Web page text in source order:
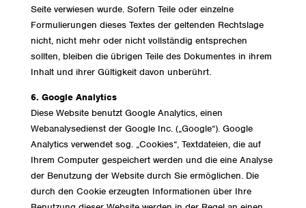
Seite verwiesen wurde. Sofern Teile oder einzelne
Formulierungen dieses Textes der geltenden Rechtslage
nicht, nicht mehr oder nicht vollständig entsprechen
sollten, bleiben die übrigen Teile des Dokumentes in ihrem
Inhalt und ihrer Gültigkeit davon unberührt.
6. Google Analytics
Diese Website benutzt Google Analytics, einen
Webanalysedienst der Google Inc. („Google“). Google
Analytics verwendet sog. „Cookies“, Textdateien, die auf
Ihrem Computer gespeichert werden und die eine Analyse
der Benutzung der Website durch Sie ermöglichen. Die
durch den Cookie erzeugten Informationen über Ihre